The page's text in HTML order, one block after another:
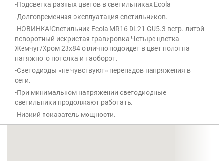
-Подсветка разных цветов в светильниках Ecola
-Долговременная эксплуатация светильников.
-НОВИНКА!Светильник Ecola MR16 DL21 GU5.3 встр. литой
поворотный искристая гравировка Четыре цветка
Жемчуг/Хром 23х84 отлично подойдёт в цвет полотна
натяжного потолка и наоборот.
-Светодиоды «не чувствуют» перепадов напряжения в
сети.
-При минимальном напряжении светодиодные
светильники продолжают работать.
-Низкий показатель мощности.